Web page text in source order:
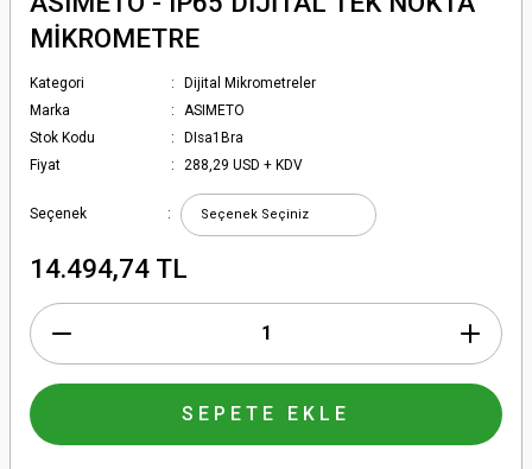
MİKROMETRE
Kategori
Dijital Mikrometreler
Marka
ASIMETO
Stok Kodu
DIsa1Bra
Fiyat
288,29 USD + KDV
Seçenek
14.494,74 TL
SEPETE EKLE